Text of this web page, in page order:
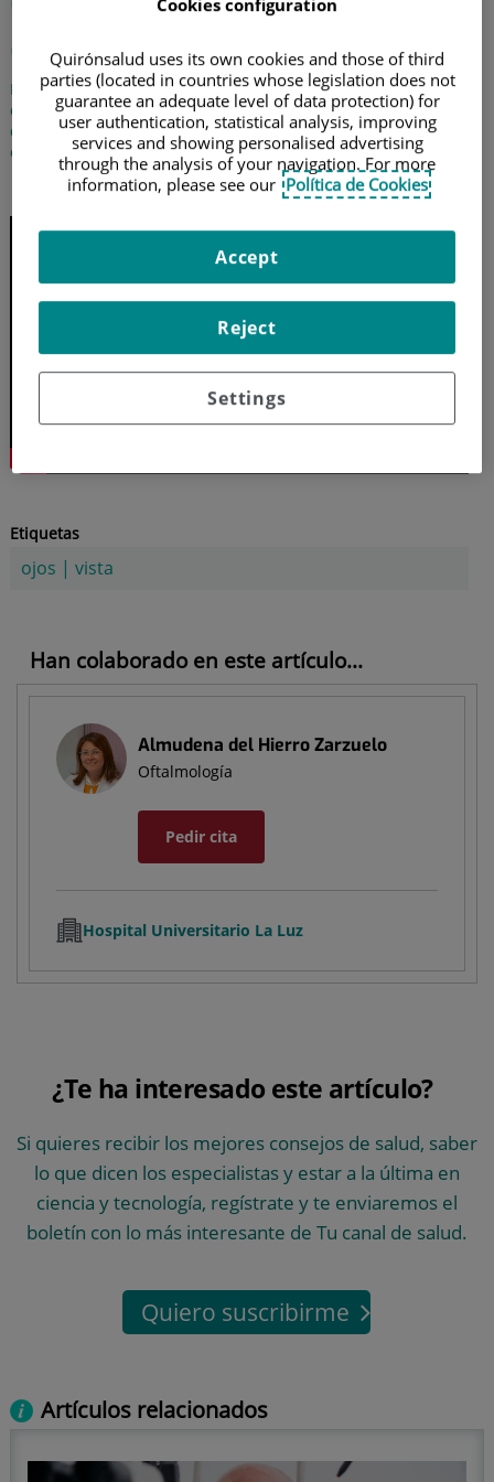
de la vista poco conocido
La doctora Almudena del Hierro, especialista en Oftalmología
del Hospital Universitario La Luz, nos indica cómo afecta el
queratocono a los ojos, cómo se diagnostica y qué tratamientos
existen
20 de junio de 2023
Etiquetas
ojos | vista
Han colaborado en este artículo...
Almudena del Hierro Zarzuelo
Oftalmología
Pedir cita
Hospital Universitario La Luz
¿Te ha interesado este artículo?
Si quieres recibir los mejores consejos de salud, saber
lo que dicen los especialistas y estar a la última en
ciencia y tecnología, regístrate y te enviaremos el
boletín con lo más interesante de Tu canal de salud.
Quiero suscribirme
Artículos relacionados
Cookies configuration
Quirónsalud uses its own cookies and those of third
parties (located in countries whose legislation does not
guarantee an adequate level of data protection) for
user authentication, statistical analysis, improving
services and showing personalised advertising
through the analysis of your navigation. For more
information, please see our Política de Cookies
Settings
Reject
Accept